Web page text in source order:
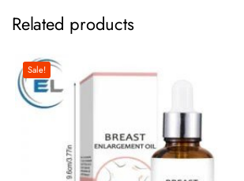
Related products
Sale!